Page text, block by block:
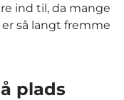
ind til, da mange
så langt fremme
plads